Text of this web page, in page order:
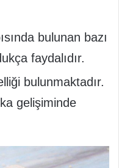
bulunan bazı
faydalıdır.
bulunmaktadır.
gelişiminde